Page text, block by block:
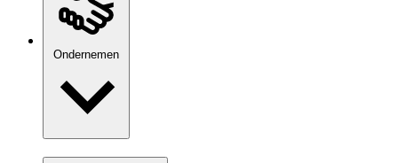
Ondernemen